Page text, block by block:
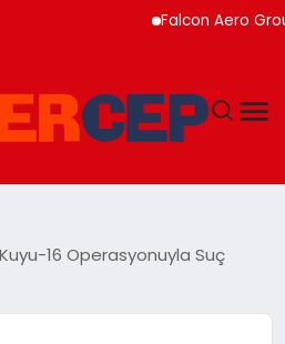
Falcon Aero Group,
16 Operasyonuyla Suç